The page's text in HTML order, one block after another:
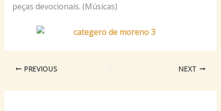
peças devocionais. (Músicas)
PREVIOUS NEXT